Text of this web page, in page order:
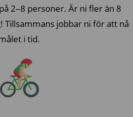
2–8 personer. Är ni fler än 8
Tillsammans jobbar ni för att nå
i tid.